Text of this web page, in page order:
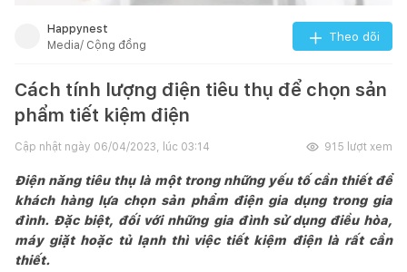
Happynest
Media/ Cộng đồng
Theo dõi
Cách tính lượng điện tiêu thụ để chọn sản
phẩm tiết kiệm điện
Cập nhật ngày 06/04/2023, lúc 03:14 915 lượt xem
Điện năng tiêu thụ là một trong những yếu tố cần thiết để
khách hàng lựa chọn sản phẩm điện gia dụng trong gia
đình. Đặc biệt, đối với những gia đình sử dụng điều hòa,
máy giặt hoặc tủ lạnh thì việc tiết kiệm điện là rất cần
thiết.